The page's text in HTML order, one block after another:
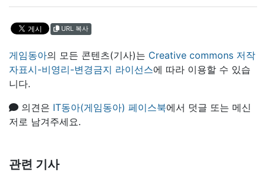
URL 복사
게임동아의 모든 콘텐츠(기사)는 Creative commons 저작
자표시-비영리-변경금지 라이선스에 따라 이용할 수 있습
니다.
의견은 IT동아(게임동아) 페이스북에서 덧글 또는 메신
저로 남겨주세요.
관련 기사